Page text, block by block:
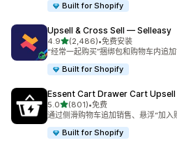
Built for Shopify
Upsell & Cross Sell — Selleasy
4.9星（满分 5 星）
(2,486)
总共 2486 条评论
•免费安装
“经常一起购买”捆绑包和购物车内追
Built for Shopify
Essent Cart Drawer Cart Upsell
5.0星（满分 5 星）
(801)
总共 801 条评论
•免费
通过侧滑购物车追加销售、悬浮“加入
Built for Shopify